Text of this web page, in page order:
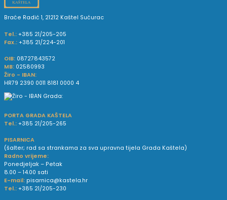
Braće Radić 1, 21212 Kaštel Sućurac
Tel.: +385 21/205-205
Fax.: +385 21/224-201
OIB: 08727843572
MB: 02580993
Žiro - IBAN:
HR79 2390 0011 8181 0000 4
PORTA GRADA KAŠTELA
Tel.: +385 21/205-265
PISARNICA
(šalter; rad sa strankama za sva upravna tijela Grada Kaštela)
Radno vrijeme:
Ponedjeljak – Petak
8.00 – 14.00 sati
E-mail: pisarnica@kastela.hr
Tel.: +385 21/205-230